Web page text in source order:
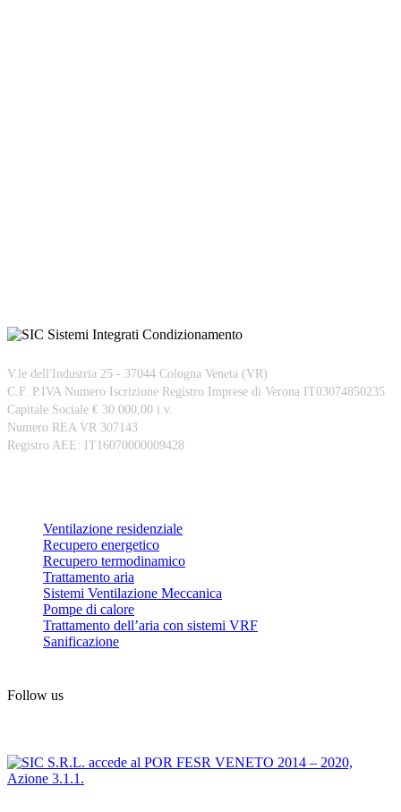
V.le dell'Industria 25 - 37044 Cologna Veneta (VR)
C.F. P.IVA Numero Iscrizione Registro Imprese di Verona IT03074850235
Capitale Sociale € 30.000,00 i.v.
Numero REA VR 307143
Registro AEE: IT16070000009428
Ventilazione residenziale
Recupero energetico
Recupero termodinamico
Trattamento aria
Sistemi Ventilazione Meccanica
Pompe di calore
Trattamento dell’aria con sistemi VRF
Sanificazione
Follow us